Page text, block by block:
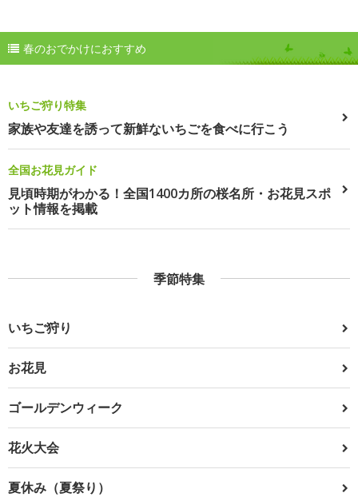
春のおでかけにおすすめ
いちご狩り特集
家族や友達を誘って新鮮ないちごを食べに行こう
全国お花見ガイド
見頃時期がわかる！全国1400カ所の桜名所・お花見スポ
ット情報を掲載
季節特集
いちご狩り
お花見
ゴールデンウィーク
花火大会
夏休み（夏祭り）